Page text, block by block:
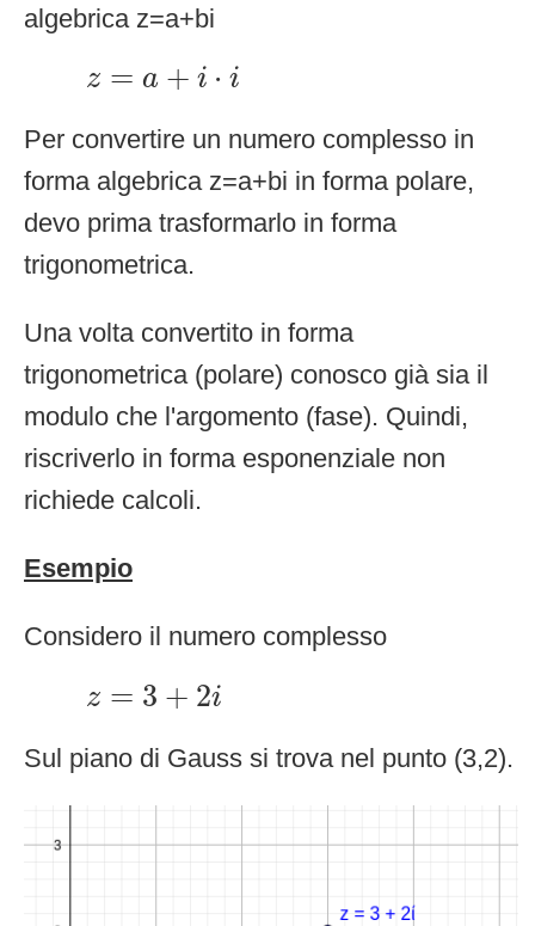
algebrica z=a+bi
z = a + i ⋅ i
z =a + ⋅i
Per convertire un numero complesso in
forma algebrica z=a+bi in forma polare,
devo prima trasformarlo in forma
trigonometrica.
Una volta convertito in forma
trigonometrica (polare) conosco già sia il
modulo che l'argomento (fase). Quindi,
riscriverlo in forma esponenziale non
richiede calcoli.
Esempio
Considero il numero complesso
z = 3 + 2i
z= 3 +2 i
Sul piano di Gauss si trova nel punto (3,2).